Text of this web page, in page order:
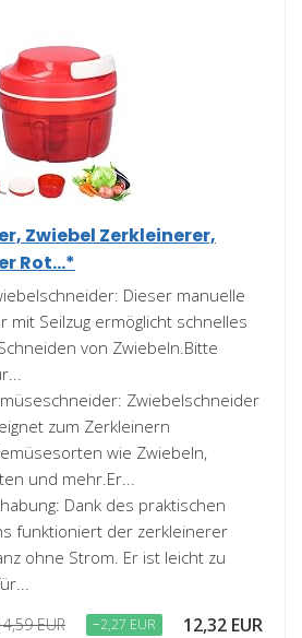
Zwiebel Zerkleinerer,
Rot...*
Dieser manuelle
mit Seilzug ermöglicht schnelles
von Zwiebeln.Bitte
Zwiebelschneider
zum Zerkleinern
wie Zwiebeln,
und mehr.Er...
Dank des praktischen
funktioniert der zerkleinerer
ohne Strom. Er ist leicht zu
EUR −2,27 EUR 12,32 EUR